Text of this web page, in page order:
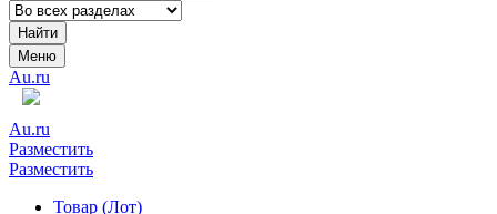
Найти
Меню
Au.ru
Au.ru
Разместить
Разместить
Товар (Лот)